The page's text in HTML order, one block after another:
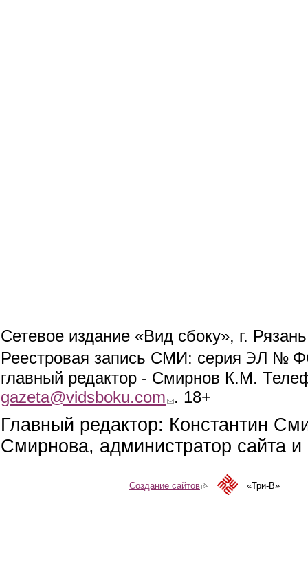
Сетевое издание «Вид сбоку», г.
Реестровая запись СМИ: серия ЭЛ №
главный редактор - Смирнов К.М.
gazeta@vidsboku.com (link sends e-mail)
. 18+
Главный редактор: Константин
Смирнова, администратор сайта
Создание сайтов(link is external)«Три-В»